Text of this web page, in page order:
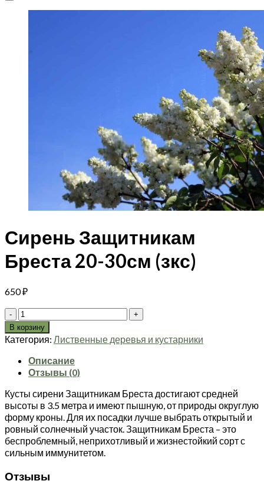
Сирень Защитникам
Бреста 20-30см (зкс)
650₽
Количество
товара
Сирень
Защитникам
Бреста
20-
(зкс)
В корзину
Категория: Лиственные деревья и кустарники
Описание
Отзывы (0)
Кусты сирени Защитникам Бреста достигают средней
высоты в 3.5 метра и имеют пышную, от природы округлую
форму кроны. Для их посадки лучше выбрать открытый и
ровный солнечный участок. Защитникам Бреста – это
беспроблемный, неприхотливый и жизнестойкий сорт с
сильным иммунитетом.
Отзывы